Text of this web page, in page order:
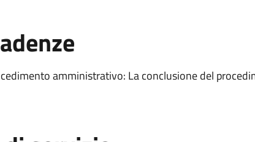
amministrativo: La conclusione del